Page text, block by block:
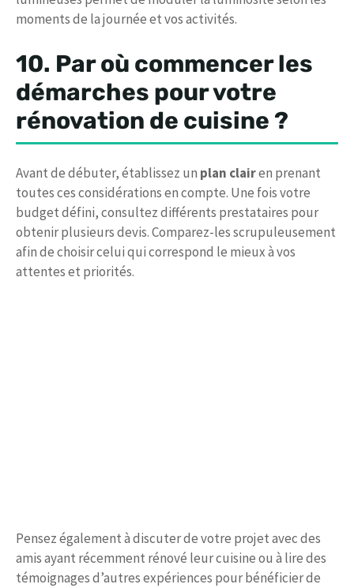
moments de la journée et vos activités.
10. Par où commencer les
démarches pour votre
rénovation de cuisine ?
Avant de débuter, établissez un plan clairen prenant
toutes ces considérations en compte. Une fois votre
budget défini, consultez différents prestataires pour
obtenir plusieurs devis. Comparez-les scrupuleusement
afin de choisir celui qui correspond le mieux à vos
attentes et priorités.
Pensez également à discuter de votre projet avec des
amis ayant récemment rénové leur cuisine ou à lire des
témoignages d’autres expériences pour bénéficier de